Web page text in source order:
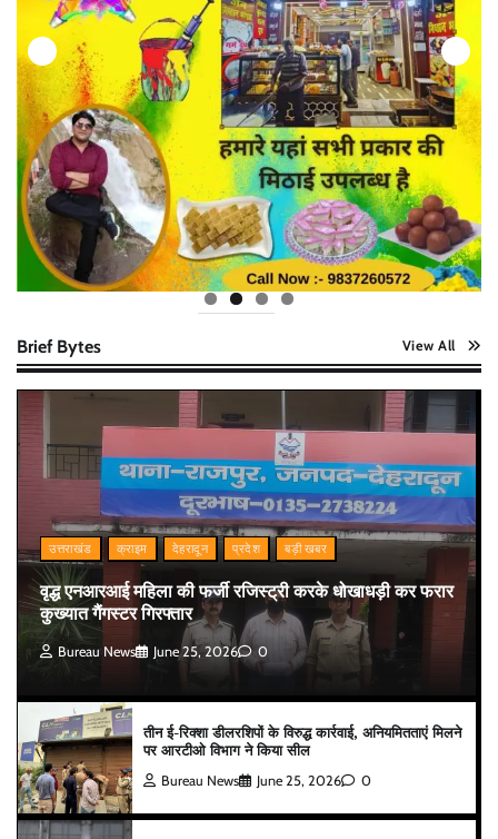
Brief Bytes View All
उत्तराखंड क्राइम देहरादून प्रदेश बड़ी खबर
वृद्ध एनआरआई महिला की फर्जी रजिस्ट्री करके धोखाधड़ी कर फरार
कुख्यात गैंगस्टर गिरफ्तार
Bureau News June 25, 2026 0
तीन ई-रिक्शा डीलरशिपों के विरुद्ध कार्रवाई, अनियमितताएं मिलने
पर आरटीओ विभाग ने किया सील
Bureau News June 25, 2026 0